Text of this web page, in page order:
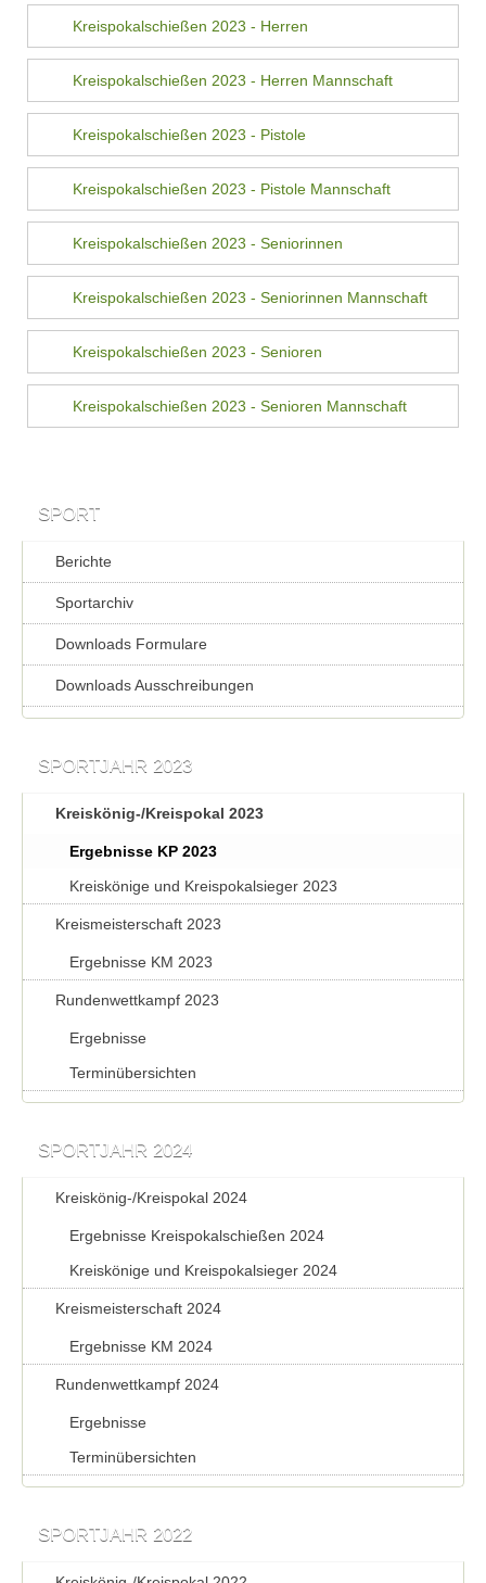
Kreispokalschießen 2023 - Herren
Kreispokalschießen 2023 - Herren Mannschaft
Kreispokalschießen 2023 - Pistole
Kreispokalschießen 2023 - Pistole Mannschaft
Kreispokalschießen 2023 - Seniorinnen
Kreispokalschießen 2023 - Seniorinnen Mannschaft
Kreispokalschießen 2023 - Senioren
Kreispokalschießen 2023 - Senioren Mannschaft
SPORT
Berichte
Sportarchiv
Downloads Formulare
Downloads Ausschreibungen
SPORTJAHR 2023
Kreiskönig-/Kreispokal 2023
Ergebnisse KP 2023
Kreiskönige und Kreispokalsieger 2023
Kreismeisterschaft 2023
Ergebnisse KM 2023
Rundenwettkampf 2023
Ergebnisse
Terminübersichten
SPORTJAHR 2024
Kreiskönig-/Kreispokal 2024
Ergebnisse Kreispokalschießen 2024
Kreiskönige und Kreispokalsieger 2024
Kreismeisterschaft 2024
Ergebnisse KM 2024
Rundenwettkampf 2024
Ergebnisse
Terminübersichten
SPORTJAHR 2022